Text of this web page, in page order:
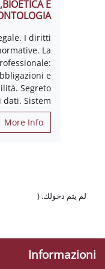
E
I diritti
La
e
Segreto
dati. Sistem
More Info
لم يتم دخولك. (
Informazioni